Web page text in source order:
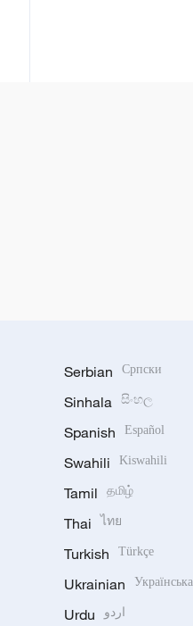
Serbian Српски
Sinhala සිංහල
Spanish Español
Swahili Kiswahili
Tamil தமிழ்
Thai ไทย
Turkish Türkçe
Ukrainian Українська
Urdu اردو